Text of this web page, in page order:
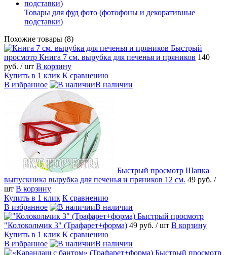
Товары для фуд фото (фотофоны и декоративные
подставки)
Похожие товары (8)
Быстрый
просмотр Книга 7 см. вырубка для печенья и пряников 140
руб. / шт В корзину
Купить в 1 клик К сравнению
В избранное
В наличии
Быстрый просмотр Шапка
выпускника вырубка для печенья и пряников 12 см. 49 руб. /
шт В корзину
Купить в 1 клик К сравнению
В избранное
В наличии
Быстрый просмотр
"Колокольчик 3" (Трафарет+форма) 49 руб. / шт В корзину
Купить в 1 клик К сравнению
В избранное
В наличии
Быстрый просмотр